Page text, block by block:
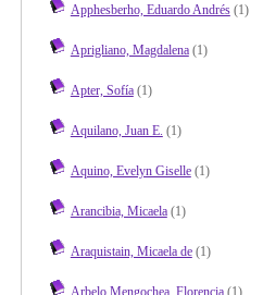
Apphesberho, Eduardo Andrés(1)
Aprigliano, Magdalena(1)
Apter, Sofía(1)
Aquilano, Juan E. (1)
Aquino, Evelyn Giselle(1)
Arancibia, Micaela(1)
Araquistain, Micaela de(1)
Arbelo Mengochea, Florencia(1)